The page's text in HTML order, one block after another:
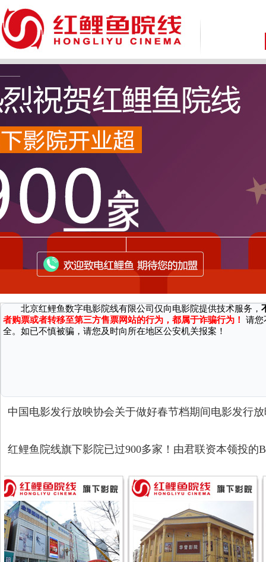
致 尊敬的广大消费者：
因近期接到国家机关反馈，有不法分子通过微信、第三方网站/软件等
北京红鲤鱼数字电影院线有限公司仅向电影院提供技术服务，
者购票或者转移至第三方售票网站的行为，都属于诈骗行为！请您
全。如已不慎被骗，请您及时向所在地区公安机关报案！
中国电影发行放映协会关于做好春节档期间电影发行
红鲤鱼院线旗下影院已过900多家！由君联资本领投的